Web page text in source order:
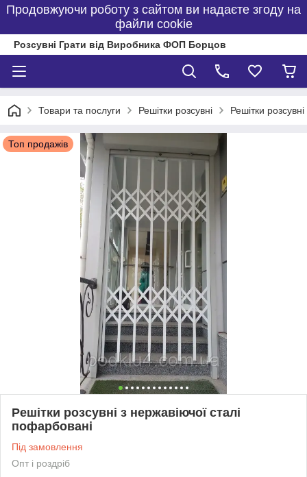
Продовжуючи роботу з сайтом ви надаєте згоду на
файли cookie
Розсувні Грати від Виробника ФОП Борцов
Товари та послуги Решітки розсувні Решітки
Топ продажів
Решітки розсувні з нержавіючої сталі
пофарбовані
Під замовлення
Опт і роздріб